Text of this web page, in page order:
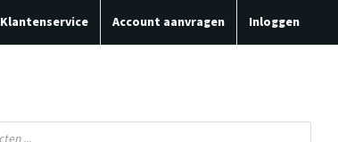
Klantenservice Account aanvragen Inloggen